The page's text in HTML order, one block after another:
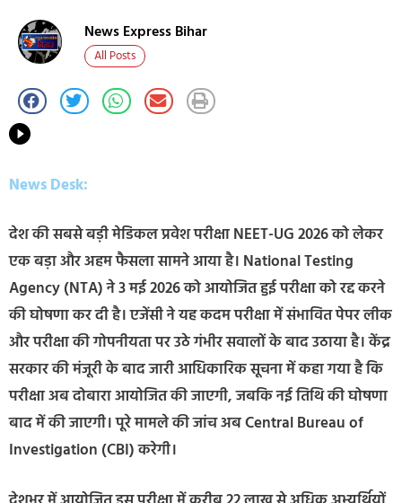
News Express Bihar
All Posts
News Desk:
देश की सबसे बड़ी मेडिकल प्रवेश परीक्षा NEET-UG 2026 को लेकर
एक बड़ा और अहम फैसला सामने आया है। National Testing
Agency (NTA) ने 3 मई 2026 को आयोजित हुई परीक्षा को रद्द करने
की घोषणा कर दी है। एजेंसी ने यह कदम परीक्षा में संभावित पेपर लीक
और परीक्षा की गोपनीयता पर उठे गंभीर सवालों के बाद उठाया है। केंद्र
सरकार की मंजूरी के बाद जारी आधिकारिक सूचना में कहा गया है कि
परीक्षा अब दोबारा आयोजित की जाएगी, जबकि नई तिथि की घोषणा
बाद में की जाएगी। पूरे मामले की जांच अब Central Bureau of
Investigation (CBI) करेगी।